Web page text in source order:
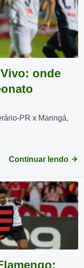
onde
PR x Maringá,
Continuar lendo